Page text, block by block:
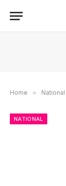
Home » National
NATIONAL